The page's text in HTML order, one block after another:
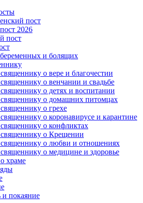
пост
2026
пост
и болящих
о вере и благочестии
о венчании и свадьбе
о детях и воспитании
о домашних питомцах
о грехе
о коронавирусе и карантине
о конфликтах
о Крещении
о любви и отношениях
о медицине и здоровье
храме
и покаяние